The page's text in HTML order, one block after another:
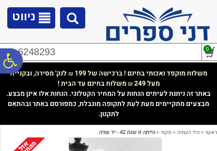
נגישות
ניווט
02-6248293 0
משלוח מוקפד ואכותי בחינם ! ברכישה של 199 ₪ לנק' מסירה, ובקנייה
מעל 249
₪משלוח בחינם עד הבית !
באתר זה ניתנת לעיתים הנחות על המחיר הקטלוגי. הנחות אלו אינן מבצע.
מבצעים מתקיימים מעת לעת לתקופה מוגבלת, כמפורסם באתר ובהתאם
לתקנון.
ראשי >היד השניה >מקור >הייתה זו שנת 42 - יד שניה